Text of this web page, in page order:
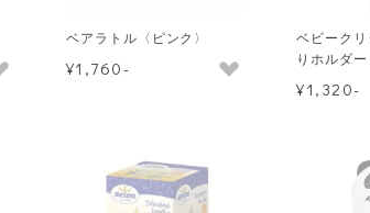
ベアラトル〈ピンク〉
¥1,760-
ベビーク
りホルダー
¥1,320-